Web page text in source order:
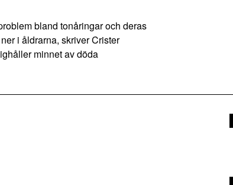
bland tonåringar och deras
i åldrarna, skriver Crister
minnet av döda